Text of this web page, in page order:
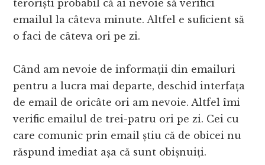
teroriști probabil că ai nevoie să verifici
emailul la câteva minute. Altfel e suficient să
o faci de câteva ori pe zi.
Când am nevoie de informații din emailuri
pentru a lucra mai departe, deschid interfața
de email de oricâte ori am nevoie. Altfel îmi
verific emailul de trei-patru ori pe zi. Cei cu
care comunic prin email știu că de obicei nu
răspund imediat așa că sunt obișnuiți.